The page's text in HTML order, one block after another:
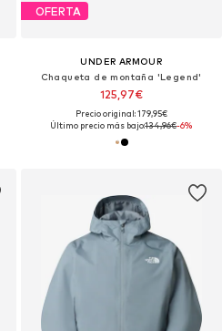
OFERTA
UNDER ARMOUR
Chaqueta de montaña 'Legend'
125,97€
Precio original: 179,95€
Último precio más bajo:134,96€-6%